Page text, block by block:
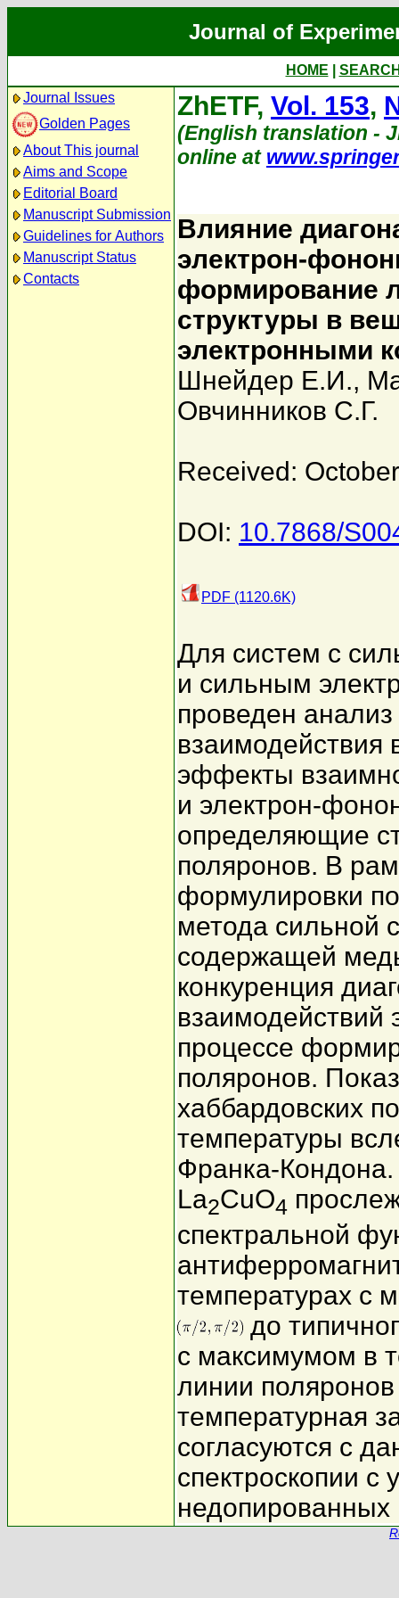
Journal of
HOME
Journal Issues
Golden Pages
About This journal
Aims and Scope
Editorial Board
Manuscript Submission
Guidelines for Authors
Manuscript Status
Contacts
ZhETF, Vol. 153,
(English translation -
online at
Влияние
электрон-
формирование
структуры в
электронными
Шнейдер Е.И.,
Овчинников С.Г.
Received:
DOI: 10.7868/
PDF (1120.6K)
Для систем с
и сильным
проведен
эффекты
и электрон-
определяющие
поляронов. В
формулировки
метода сильной
содержащей
конкуренция
взаимодействий
процессе
поляронов.
хаббардовских
температуры
Франка-
La2CuO4
спектральной
температурах с
до
с максимумом в
линии
температурная
согласуются с
спектроскопии
недопированных